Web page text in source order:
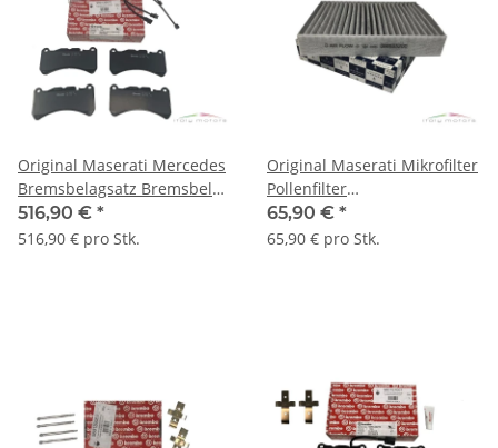
Original Maserati Mercedes
Bremsbelagsatz Bremsbelag
vorne 980139070
0054203920
516,90 € *
516,90 € pro Stk.
Original Maserati Mikrofilter
Pollenfilter
Innenraumluftfilter Filter
66855200
65,90 € *
65,90 € pro Stk.